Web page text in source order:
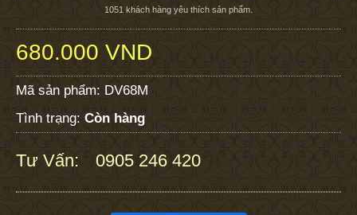
1051 khách hàng yêu thích sản phẩm.
680.000 VND
Mã sản phẩm: DV68M
Tình trạng: Còn hàng
Tư Vấn: 0905 246 420